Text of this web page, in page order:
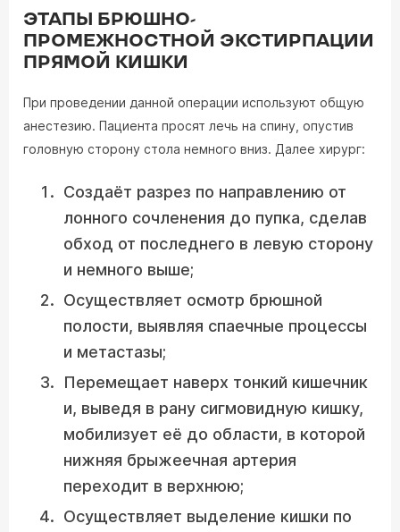
ЭТАПЫ БРЮШНО-
ПРОМЕЖНОСТНОЙ ЭКСТИРПАЦИИ
ПРЯМОЙ КИШКИ
При проведении данной операции используют общую
анестезию. Пациента просят лечь на спину, опустив
головную сторону стола немного вниз. Далее хирург:
Создаёт разрез по направлению от
лонного сочленения до пупка, сделав
обход от последнего в левую сторону
и немного выше;
Осуществляет осмотр брюшной
полости, выявляя спаечные процессы
и метастазы;
Перемещает наверх тонкий кишечник
и, выведя в рану сигмовидную кишку,
мобилизует её до области, в которой
нижняя брыжеечная артерия
переходит в верхнюю;
Осуществляет выделение кишки по